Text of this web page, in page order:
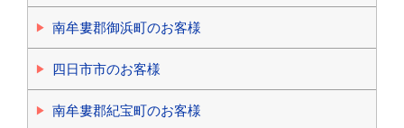
南牟婁郡御浜町のお客様
四日市市のお客様
南牟婁郡紀宝町のお客様